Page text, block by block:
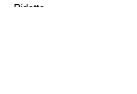
Ridotto